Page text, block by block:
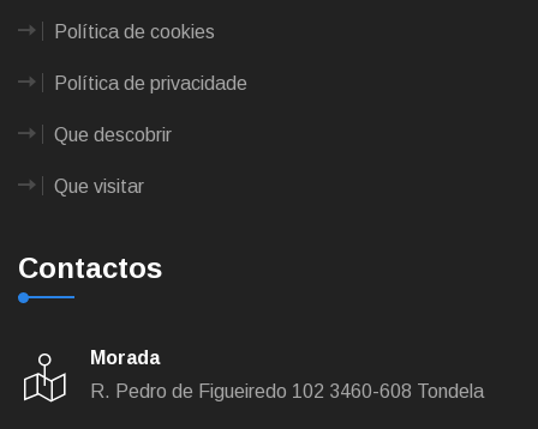
Política de cookies
Política de privacidade
Que descobrir
Que visitar
Contactos
Morada
R. Pedro de Figueiredo 102 3460-608 Tondela